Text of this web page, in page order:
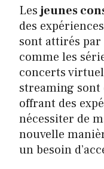
Lesjeunes
des
sont attirés
comme les
concerts
streaming sont
offrant des
nécessiter de
nouvelle
un besoin